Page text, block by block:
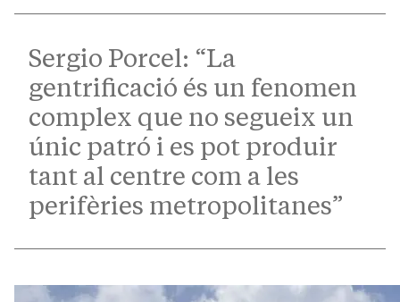
Sergio Porcel: “La
gentrificació és un fenomen
complex que no segueix un
únic patró i es pot produir
tant al centre com a les
perifèries metropolitanes”